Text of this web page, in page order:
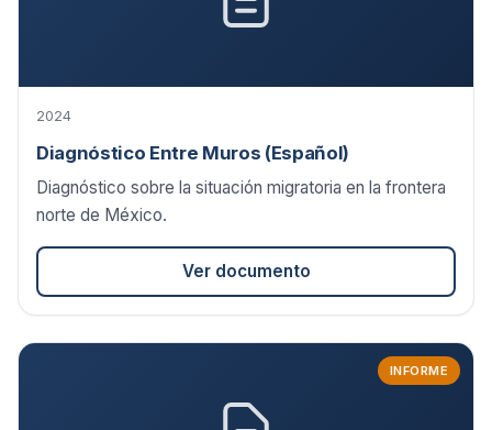
2024
Diagnóstico Entre Muros (Español)
Diagnóstico sobre la situación migratoria en la frontera
norte de México.
Ver documento
INFORME